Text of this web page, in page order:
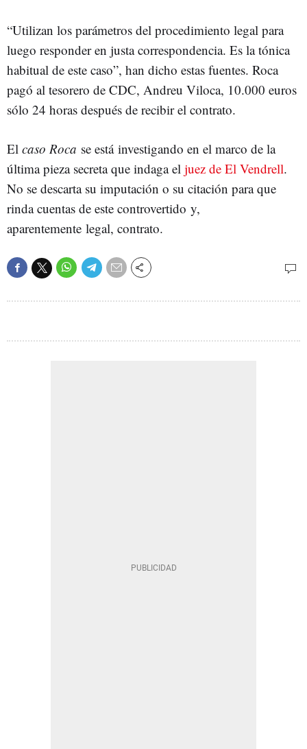
“Utilizan los parámetros del procedimiento legal para
luego responder en justa correspondencia. Es la tónica
habitual de este caso”, han dicho estas fuentes. Roca
pagó al tesorero de CDC, Andreu Viloca, 10.000 euros
sólo 24 horas después de recibir el contrato.
El caso Roca se está investigando en el marco de la
última pieza secreta que indaga el juez de El Vendrell.
No se descarta su imputación o su citación para que
rinda cuentas de este controvertido y,
aparentemente legal, contrato.